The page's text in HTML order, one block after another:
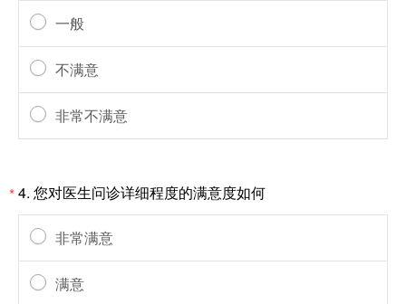
一般
不满意
非常不满意
*4. 您对医生问诊详细程度的满意度如何
非常满意
满意